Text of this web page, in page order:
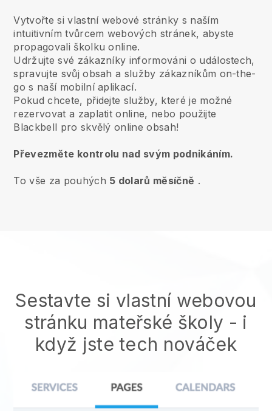
Vytvořte si vlastní webové stránky s naším
intuitivním tvůrcem webových stránek, abyste
propagovali školku online.
Udržujte své zákazníky informováni o událostech,
spravujte svůj obsah a služby zákazníkům on-the-
go s naší mobilní aplikací.
Pokud chcete, přidejte služby, které je možné
rezervovat a zaplatit online, nebo použijte
Blackbell pro skvělý online obsah!
Převezměte kontrolu nad svým podnikáním.
To vše za pouhých 5 dolarů měsíčně .
Sestavte si vlastní webovou
stránku mateřské školy - i
když jste tech nováček